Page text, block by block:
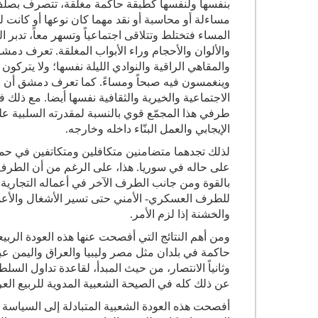
بنفسها ولنفسها كطبقة حاكمة مغلقة، تتصرف
مساءلة أو محاسبة أو نقد مهما كان نوعها أو كانت
المساء فتختلط وتتلاقى اجتماعياً وتسهر معاً،
والألوان والأحجام وراء الأبواب المغلقة. تعرف
والمقاهي الراقية والنوادي الليلة نفسها؛ ولا
وينغمسون فيه صبحاً ومساءً. كما تعرف دمشق أن
الاجتماعية والخيرية والثقافية نفسها أيضا. مع
طرفي هذا المجمّع قوي بالنسبة لمقدرته
الإيجابي والعمل البنّاء داخله وخارجه.
لذلك تجدهما متضامنين متكافلين ومتكاتفين في
على حاله في سوريا. هذا، على الرغم من أن
بالقوة ومن جانب الطرف الآخر في أعماله
للطرف العسكري- الأمني حتى تسير الأشغال
والخشنة إذا لزم الأمر .
ومن أهم النتائج التي أفصحت عنها هذه العودة
حاكمة في بلدان مثل مصر وليبيا والعراق واليمن
وثانياً الانتصار، من حيث المبدأ، لقاعدة تداول
عن ذلك كله في الصيحة الشعبية المدوية للربيع
أفصحت هذه العودة الشعبية المتبادلة إلى